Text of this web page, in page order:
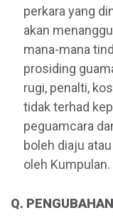
perkara yang
akan
mana-mana
prosiding
rugi, penalti,
tidak terhad
peguamcara
boleh diaju
oleh Kumpulan.
Q.